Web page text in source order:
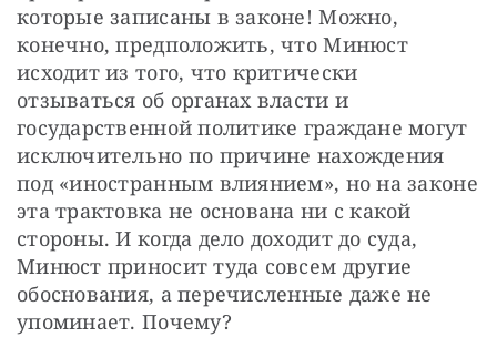
которые записаны в законе! Можно,
конечно, предположить, что Минюст
исходит из того, что критически
отзываться об органах власти и
государственной политике граждане могут
исключительно по причине нахождения
под «иностранным влиянием», но на законе
эта трактовка не основана ни с какой
стороны. И когда дело доходит до суда,
Минюст приносит туда совсем другие
обоснования, а перечисленные даже не
упоминает. Почему?